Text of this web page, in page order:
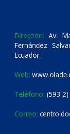
Dirección: Av.
Fernández
Ecuador.
Web:
Teléfono: (593
Correo: